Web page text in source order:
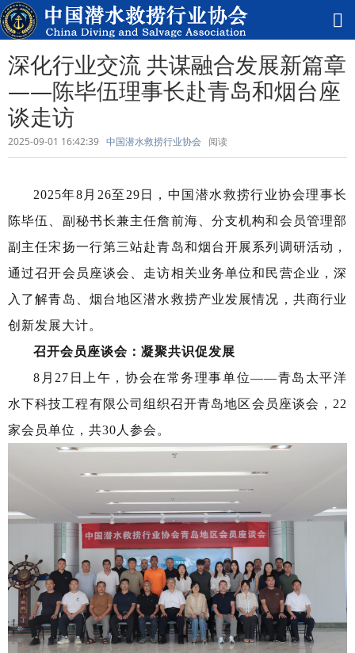
深化行业交流 共谋融合发展新篇章
——陈毕伍理事长赴青岛和烟台座
谈走访
2025-09-01 16:42:39 中国潜水救捞行业协会 阅读
2025年8月26至29日，中国潜水救捞行业协会理事长
陈毕伍、副秘书长兼主任詹前海、分支机构和会员管理部
副主任宋扬一行第三站赴青岛和烟台开展系列调研活动，
通过召开会员座谈会、走访相关业务单位和民营企业，深
入了解青岛、烟台地区潜水救捞产业发展情况，共商行业
创新发展大计。
召开会员座谈会：凝聚共识促发展
8月27日上午，协会在常务理事单位——青岛太平洋
水下科技工程有限公司组织召开青岛地区会员座谈会，22
家会员单位，共30人参会。